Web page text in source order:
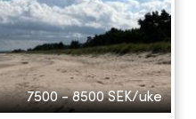
7500 - 8500 SEK/uke